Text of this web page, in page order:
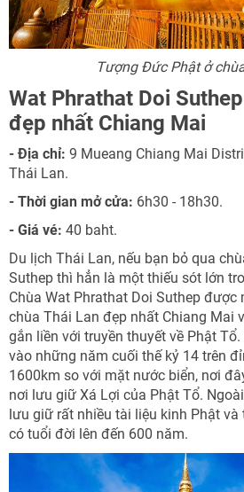
Tượng Đức Phật ở
Wat Phrathat Doi
đẹp nhất Chiang Mai
- Địa chỉ: 9 Mueang Chiang Mai
Thái Lan.
- Thời gian mở cửa: 6h30 - 18h30.
- Giá vé: 40 baht.
Du lịch Thái Lan, nếu bạn bỏ qua
Suthep thì hẳn là một thiếu sót lớn
Chùa Wat Phrathat Doi Suthep được
chùa Thái Lan đẹp nhất Chiang Mai
gắn liền với truyền thuyết về Phật
vào những năm cuối thế kỷ 14 trên
1600km so với mặt nước biển, nơi
nơi lưu giữ Xá Lợi của Phật Tổ.
lưu giữ rất nhiều tài liệu kinh Phật
có tuổi đời lên đến 600 năm.